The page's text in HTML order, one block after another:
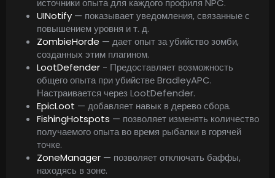
источники опыта для каждого профиля NPC.
UINotify — показывает уведомления, связанные с
повышением уровня и т. д.
ZombieHorde — дает опыт за убийство зомби,
созданных этим плагином.
LootDefender - Предоставляет возможность
общего опыта при убийстве BradleyAPC.
Настраивается через LootDefender.
EpicLoot — добавляет навык в дерево сбора.
FishingHotspots — позволяет изменять количество
получаемого опыта во время рыбалки в горячей
точке.
ZoneManager — позволяет отключать баффы,
находясь в зоне.